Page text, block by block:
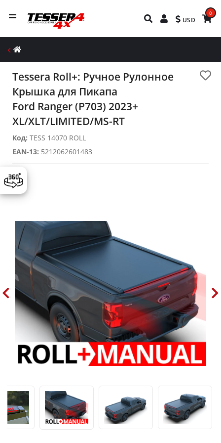
USD
0
Tessera Roll+: Ручное Рулонное
Крышка для Пикапа
Ford Ranger (P703) 2023+
XL/XLT/LIMITED/MS-RT
Код: TESS 14070 ROLL
EAN-13: 5212062601483